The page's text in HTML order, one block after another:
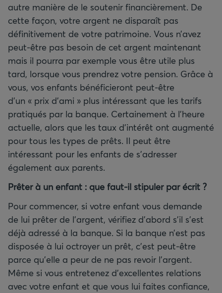
autre manière de le soutenir financièrement. De
cette façon, votre argent ne disparaît pas
définitivement de votre patrimoine. Vous n’avez
peut-être pas besoin de cet argent maintenant
mais il pourra par exemple vous être utile plus
tard, lorsque vous prendrez votre pension. Grâce à
vous, vos enfants bénéficieront peut-être
d'un « prix d'ami » plus intéressant que les tarifs
pratiqués par la banque. Certainement à l'heure
actuelle, alors que les taux d’intérêt ont augmenté
pour tous les types de prêts. Il peut être
intéressant pour les enfants de s’adresser
également aux parents.
Prêter à un enfant : que faut-il stipuler par écrit ?
Pour commencer, si votre enfant vous demande
de lui prêter de l'argent, vérifiez d'abord s'il s'est
déjà adressé à la banque. Si la banque n’est pas
disposée à lui octroyer un prêt, c’est peut-être
parce qu’elle a peur de ne pas revoir l’argent.
Même si vous entretenez d'excellentes relations
avec votre enfant et que vous lui faites confiance,